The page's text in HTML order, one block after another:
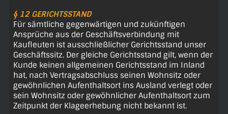
§ 12 GERICHTSSTAND
Für sämtliche gegenwärtigen und zukünftigen
Ansprüche aus der Geschäftsverbindung mit
Kaufleuten ist ausschließlicher Gerichtsstand unser
Geschäftssitz. Der gleiche Gerichtsstand gilt, wenn der
Kunde keinen allgemeinen Gerichtsstand im Inland
hat, nach Vertragsabschluss seinen Wohnsitz oder
gewöhnlichen Aufenthaltsort ins Ausland verlegt oder
sein Wohnsitz oder gewöhnlicher Aufenthaltsort zum
Zeitpunkt der Klageerhebung nicht bekannt ist.